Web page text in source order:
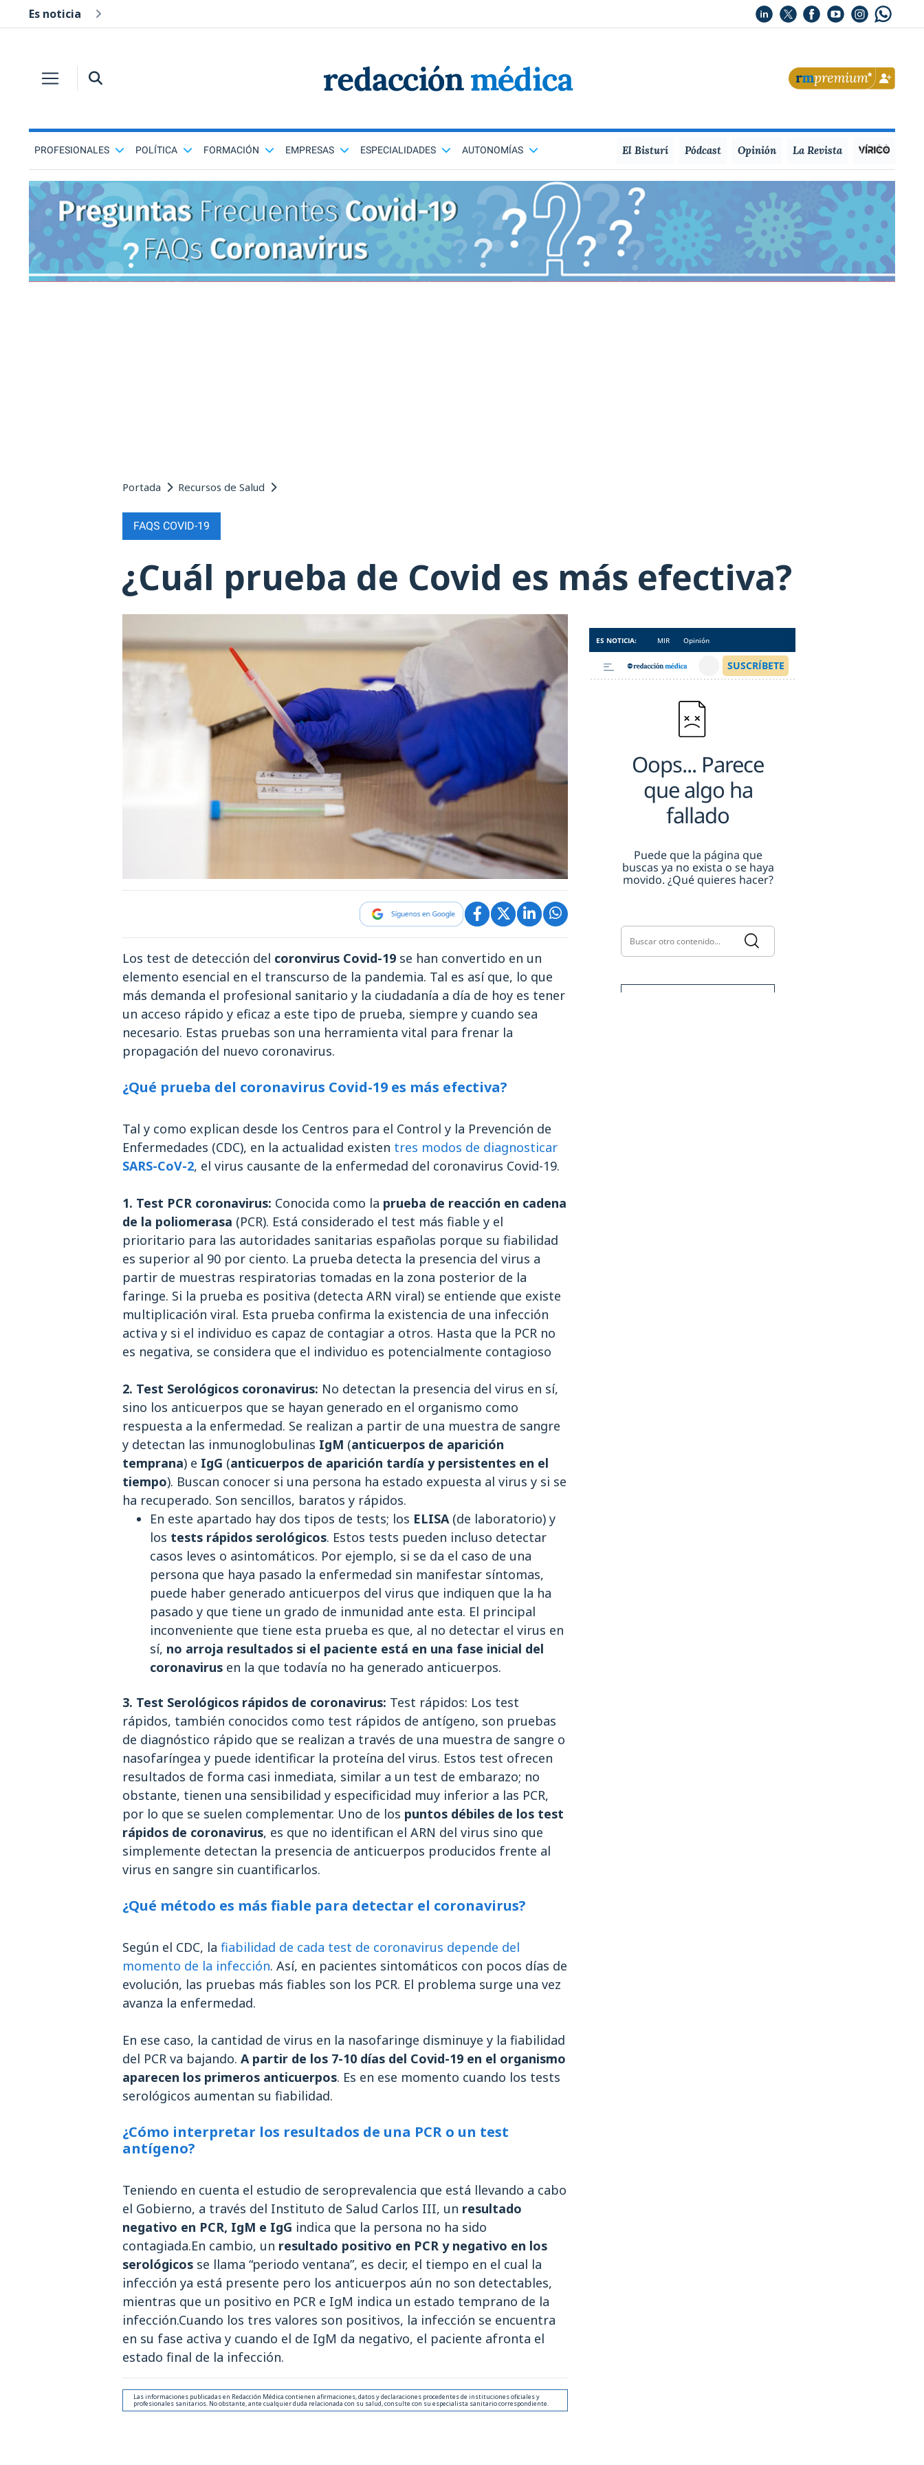
Es noticia
PROFESIONALES POLÍTICA FORMACIÓN EMPRESAS ESPECIALIDADES AUTONOMÍAS El Bisturí Pódcast Opinión La Revista
Portada Recursos de Salud
FAQS COVID-19
¿Cuál prueba de Covid es más efectiva?
Los test de detección del coronvirus Covid-19 se han convertido en un
elemento esencial en el transcurso de la pandemia. Tal es así que, lo que
más demanda el profesional sanitario y la ciudadanía a día de hoy es tener
un acceso rápido y eficaz a este tipo de prueba, siempre y cuando sea
necesario. Estas pruebas son una herramienta vital para frenar la
propagación del nuevo coronavirus.
¿Qué prueba del coronavirus Covid-19 es más efectiva?
Tal y como explican desde los Centros para el Control y la Prevención de
Enfermedades (CDC), en la actualidad existen tres modos de diagnosticar
SARS-CoV-2, el virus causante de la enfermedad del coronavirus Covid-19.
1. Test PCR coronavirus: Conocida como la prueba de reacción en cadena
de la poliomerasa (PCR). Está considerado el test más fiable y el
prioritario para las autoridades sanitarias españolas porque su fiabilidad
es superior al 90 por ciento. La prueba detecta la presencia del virus a
partir de muestras respiratorias tomadas en la zona posterior de la
faringe. Si la prueba es positiva (detecta ARN viral) se entiende que existe
multiplicación viral. Esta prueba confirma la existencia de una infección
activa y si el individuo es capaz de contagiar a otros. Hasta que la PCR no
es negativa, se considera que el individuo es potencialmente contagioso
2. Test Serológicos coronavirus: No detectan la presencia del virus en sí,
sino los anticuerpos que se hayan generado en el organismo como
respuesta a la enfermedad. Se realizan a partir de una muestra de sangre
y detectan las inmunoglobulinas IgM (anticuerpos de aparición
temprana) e IgG (anticuerpos de aparición tardía y persistentes en el
tiempo). Buscan conocer si una persona ha estado expuesta al virus y si se
ha recuperado. Son sencillos, baratos y rápidos.
En este apartado hay dos tipos de tests; los ELISA(de laboratorio) y
los tests rápidos serológicos. Estos tests pueden incluso detectar
casos leves o asintomáticos. Por ejemplo, si se da el caso de una
persona que haya pasado la enfermedad sin manifestar síntomas,
puede haber generado anticuerpos del virus que indiquen que la ha
pasado y que tiene un grado de inmunidad ante esta. El principal
inconveniente que tiene esta prueba es que, al no detectar el virus en
sí, no arroja resultados si el paciente está en una fase inicial del
coronavirus en la que todavía no ha generado anticuerpos.
3. Test Serológicos rápidos de coronavirus: Test rápidos: Los test
rápidos, también conocidos como test rápidos de antígeno, son pruebas
de diagnóstico rápido que se realizan a través de una muestra de sangre o
nasofaríngea y puede identificar la proteína del virus. Estos test ofrecen
resultados de forma casi inmediata, similar a un test de embarazo; no
obstante, tienen una sensibilidad y especificidad muy inferior a las PCR,
por lo que se suelen complementar. Uno de los puntos débiles de los test
rápidos de coronavirus, es que no identifican el ARN del virus sino que
simplemente detectan la presencia de anticuerpos producidos frente al
virus en sangre sin cuantificarlos.
¿Qué método es más fiable para detectar el coronavirus?
Según el CDC, la fiabilidad de cada test de coronavirus depende del
momento de la infección. Así, en pacientes sintomáticos con pocos días de
evolución, las pruebas más fiables son los PCR. El problema surge una vez
avanza la enfermedad.
En ese caso, la cantidad de virus en la nasofaringe disminuye y la fiabilidad
del PCR va bajando. A partir de los 7-10 días del Covid-19 en el organismo
aparecen los primeros anticuerpos. Es en ese momento cuando los tests
serológicos aumentan su fiabilidad.
¿Cómo interpretar los resultados de una PCR o un test
antígeno?
Teniendo en cuenta el estudio de seroprevalencia que está llevando a cabo
el Gobierno, a través del Instituto de Salud Carlos III, un resultado
negativo en PCR, IgM e IgG indica que la persona no ha sido
contagiada.En cambio, un resultado positivo en PCR y negativo en los
serológicos se llama “periodo ventana”, es decir, el tiempo en el cual la
infección ya está presente pero los anticuerpos aún no son detectables,
mientras que un positivo en PCR e IgM indica un estado temprano de la
infección.Cuando los tres valores son positivos, la infección se encuentra
en su fase activa y cuando el de IgM da negativo, el paciente afronta el
estado final de la infección.
Las informaciones publicadas en Redacción Médica contienen afirmaciones, datos y declaraciones procedentes de instituciones oficiales y
profesionales sanitarios. No obstante, ante cualquier duda relacionada con su salud, consulte con su especialista sanitario correspondiente.